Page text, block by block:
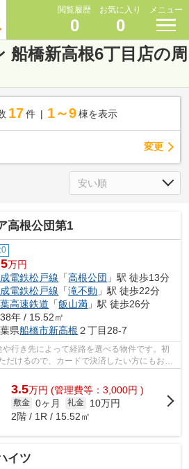
閲覧履歴
0
お気に入り
0
メニュー
船橋新高根6丁目店の周
17 件 1～9 棟を表示
変更
高根公団第1
0
万円
電鉄松戸線 「高根公団 」駅 徒歩13分
電鉄松戸線 「滝不動 」駅 徒歩22分
高速鉄道 「飯山満 」駅 徒歩26分
年 / 15.52㎡
県船橋市新高根 ２丁目28-7
行き先によって経路を選べる物件です。初
だけるので、カードで決済したい方にもおす
3.5万円 (管理費等：3,000円 )
敷金 0ヶ月 礼金
10万円
2階 / 1R / 15.52㎡
イツ